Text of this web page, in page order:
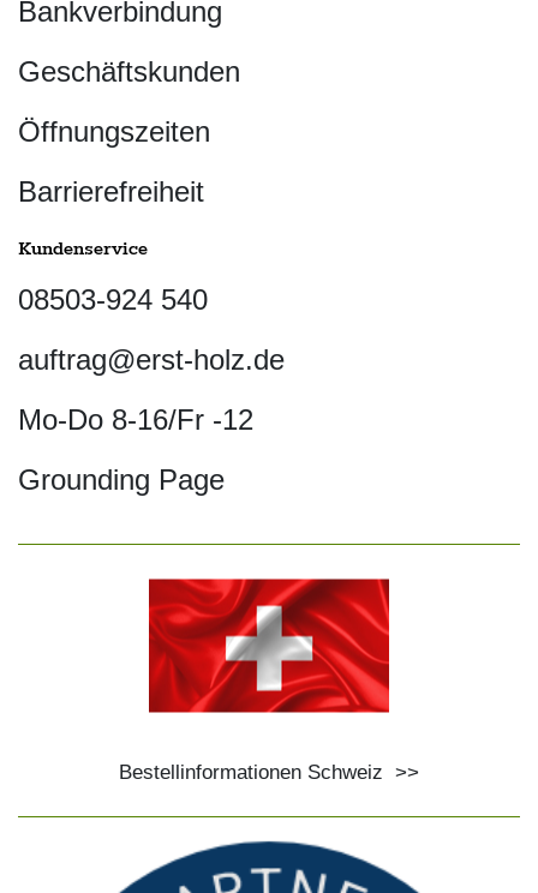
Bankverbindung
Geschäftskunden
Öffnungszeiten
Barrierefreiheit
Kundenservice
08503-924 540
auftrag@erst-holz.de
Mo-Do 8-16/Fr -12
Grounding Page
Bestellinformationen Schweiz >>